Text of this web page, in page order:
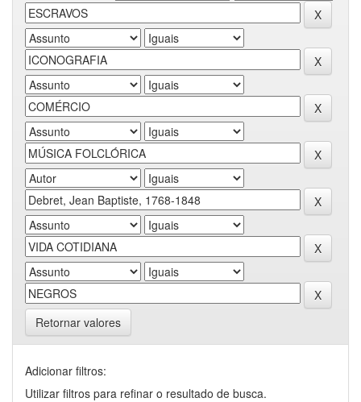
Retornar valores
Adicionar filtros:
Utilizar filtros para refinar o resultado de busca.